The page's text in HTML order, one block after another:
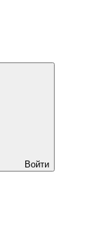
Войти